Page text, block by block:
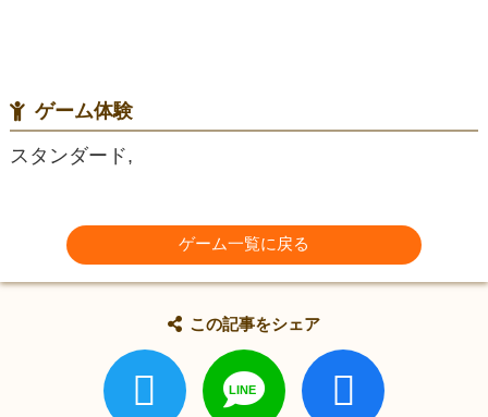
ゲーム体験
スタンダード,
ゲーム一覧に戻る
この記事をシェア